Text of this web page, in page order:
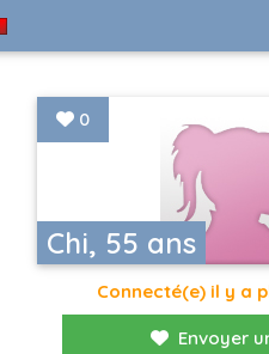
Chi, 55 ans
0
Connecté(e) il y a
Envoyer